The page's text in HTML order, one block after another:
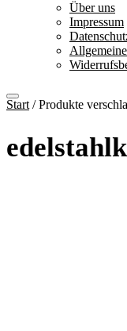
Über uns
Impressum
Start / Produkte